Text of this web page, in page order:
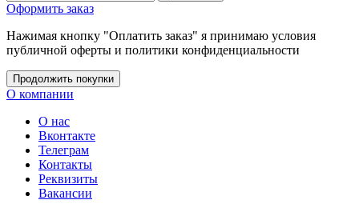
Оформить заказ
Нажимая кнопку "Оплатить заказ" я принимаю условия
публичной оферты и политики конфиденциальности
Продолжить покупки
О компании
О нас
Вконтакте
Телеграм
Контакты
Реквизиты
Вакансии